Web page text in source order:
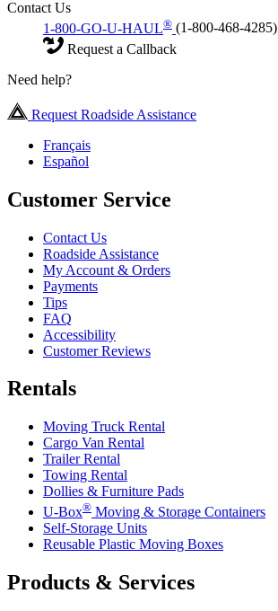
Contact Us
1-800-GO-U-HAUL® (1-800-468-4285)
Request a Callback
Need help?
Request Roadside Assistance
Français
Español
Customer Service
Contact Us
Roadside Assistance
My Account & Orders
Payments
Tips
FAQ
Accessibility
Customer Reviews
Rentals
Moving Truck Rental
Cargo Van Rental
Trailer Rental
Towing Rental
Dollies & Furniture Pads
U-Box® Moving & Storage Containers
Self-Storage Units
Reusable Plastic Moving Boxes
Products & Services